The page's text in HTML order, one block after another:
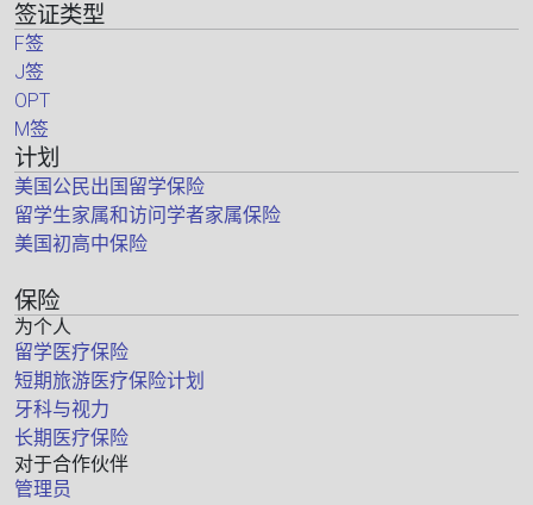
签证类型
F签
J签
OPT
M签
计划
美国公民出国留学保险
留学生家属和访问学者家属保险
美国初高中保险
保险
为个人
留学医疗保险
短期旅游医疗保险计划
牙科与视力
长期医疗保险
对于合作伙伴
管理员